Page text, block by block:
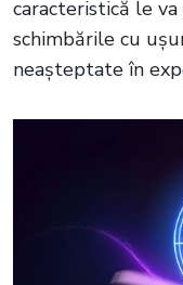
caracteristică le
schimbările cu
neașteptate în